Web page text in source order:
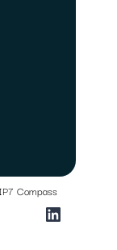
Compass
LinkedIn